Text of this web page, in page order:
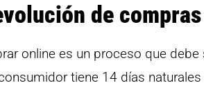
de
online es un proceso que
tiene 14 días